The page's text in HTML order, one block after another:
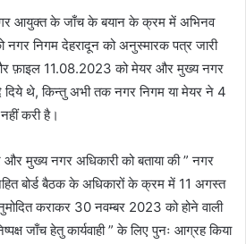
आयुक्त के जाँच के बयान के क्रम में अभिनव
निगम देहरादून को अनुस्मारक पत्र जारी
फ़ाइल 11.08.2023 को मेयर और मुख्य नगर
दिये थे, किन्तु अभी तक नगर निगम या मेयर ने 4
करी है।
मुख्य नगर अधिकारी को बताया की ” नगर
बोर्ड बैठक के अधिकारों के क्रम में 11 अगस्त
कराकर 30 नवम्बर 2023 को होने वाली
जाँच हेतु कार्यवाही ” के लिए पुनः आग्रह किया